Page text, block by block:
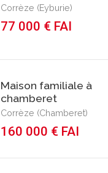
Corrèze (Eyburie)
77 000 € FAI
Maison familiale à
chamberet
Corrèze (Chamberet)
160 000 € FAI